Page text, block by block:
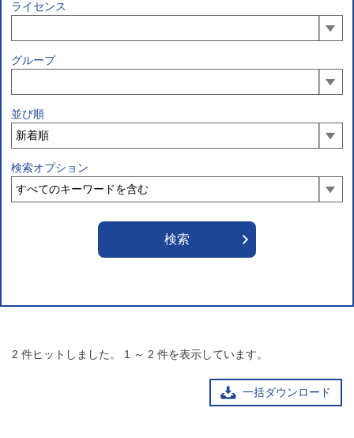
ライセンス
グループ
並び順
検索オプション
2 件ヒットしました。 1 ～ 2 件を表示しています。
一括ダウンロード